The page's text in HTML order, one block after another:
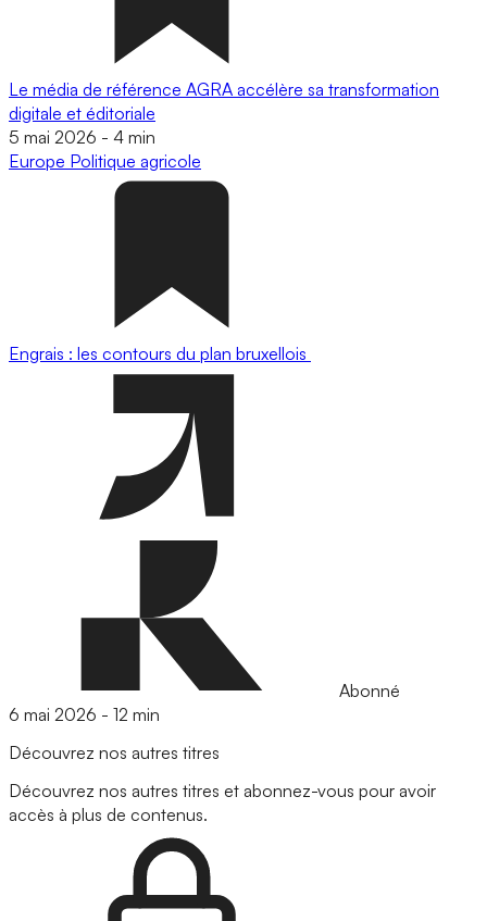
Le média de référence AGRA accélère sa transformation
digitale et éditoriale
5 mai 2026 - 4 min
Europe Politique agricole
Engrais : les contours du plan bruxellois
Abonné
6 mai 2026 - 12 min
Découvrez nos autres titres
Découvrez nos autres titres et abonnez-vous pour avoir
accès à plus de contenus.